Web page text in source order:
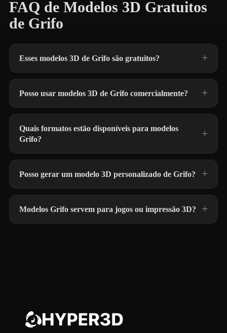
FAQ de Modelos 3D Gratuitos
de Grifo
Esses modelos 3D de Grifo são gratuitos?
Posso usar modelos 3D de Grifo comercialmente?
Quais formatos estão disponíveis para modelos
Grifo?
Posso gerar um modelo 3D personalizado de Grifo?
Modelos Grifo servem para jogos ou impressão 3D?